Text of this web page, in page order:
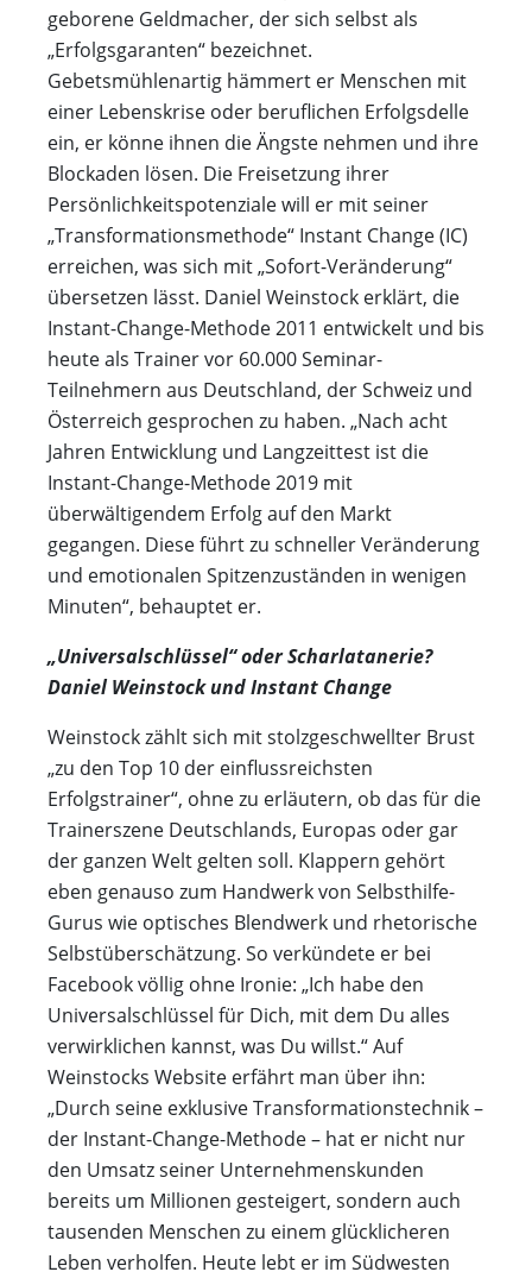
geborene Geldmacher, der sich selbst als
„Erfolgsgaranten“ bezeichnet.
Gebetsmühlenartig hämmert er Menschen mit
einer Lebenskrise oder beruflichen Erfolgsdelle
ein, er könne ihnen die Ängste nehmen und ihre
Blockaden lösen. Die Freisetzung ihrer
Persönlichkeitspotenziale will er mit seiner
„Transformationsmethode“ Instant Change (IC)
erreichen, was sich mit „Sofort-Veränderung“
übersetzen lässt. Daniel Weinstock erklärt, die
Instant-Change-Methode 2011 entwickelt und bis
heute als Trainer vor 60.000 Seminar-
Teilnehmern aus Deutschland, der Schweiz und
Österreich gesprochen zu haben. „Nach acht
Jahren Entwicklung und Langzeittest ist die
Instant-Change-Methode 2019 mit
überwältigendem Erfolg auf den Markt
gegangen. Diese führt zu schneller Veränderung
und emotionalen Spitzenzuständen in wenigen
Minuten“, behauptet er.
„Universalschlüssel“ oder Scharlatanerie?
Daniel Weinstock und Instant Change
Weinstock zählt sich mit stolzgeschwellter Brust
„zu den Top 10 der einflussreichsten
Erfolgstrainer“, ohne zu erläutern, ob das für die
Trainerszene Deutschlands, Europas oder gar
der ganzen Welt gelten soll. Klappern gehört
eben genauso zum Handwerk von Selbsthilfe-
Gurus wie optisches Blendwerk und rhetorische
Selbstüberschätzung. So verkündete er bei
Facebook völlig ohne Ironie: „Ich habe den
Universalschlüssel für Dich, mit dem Du alles
verwirklichen kannst, was Du willst.“ Auf
Weinstocks Website erfährt man über ihn:
„Durch seine exklusive Transformationstechnik –
der Instant-Change-Methode – hat er nicht nur
den Umsatz seiner Unternehmenskunden
bereits um Millionen gesteigert, sondern auch
tausenden Menschen zu einem glücklicheren
Leben verholfen. Heute lebt er im Südwesten